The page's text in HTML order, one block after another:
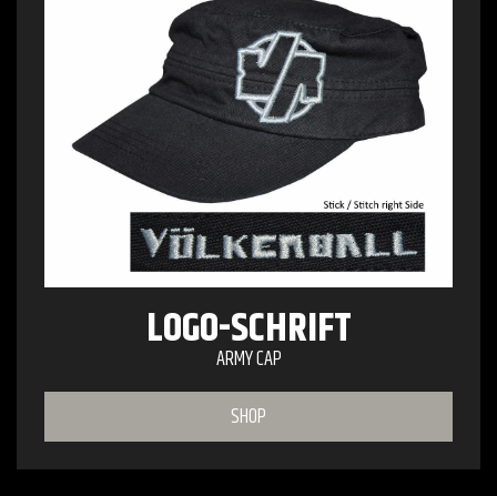
LOGO-SCHRIFT
ARMY CAP
SHOP